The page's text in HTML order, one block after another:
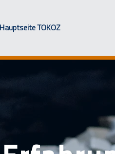
Hauptseite TOKOZ